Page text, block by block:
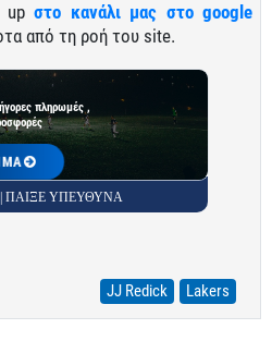
upστο κανάλι μας στο google
από τη ροή του site.
πληρωμές ,
| ΠΑΙΞΕ ΥΠΕΥΘΥΝΑ
JJ Redick Lakers